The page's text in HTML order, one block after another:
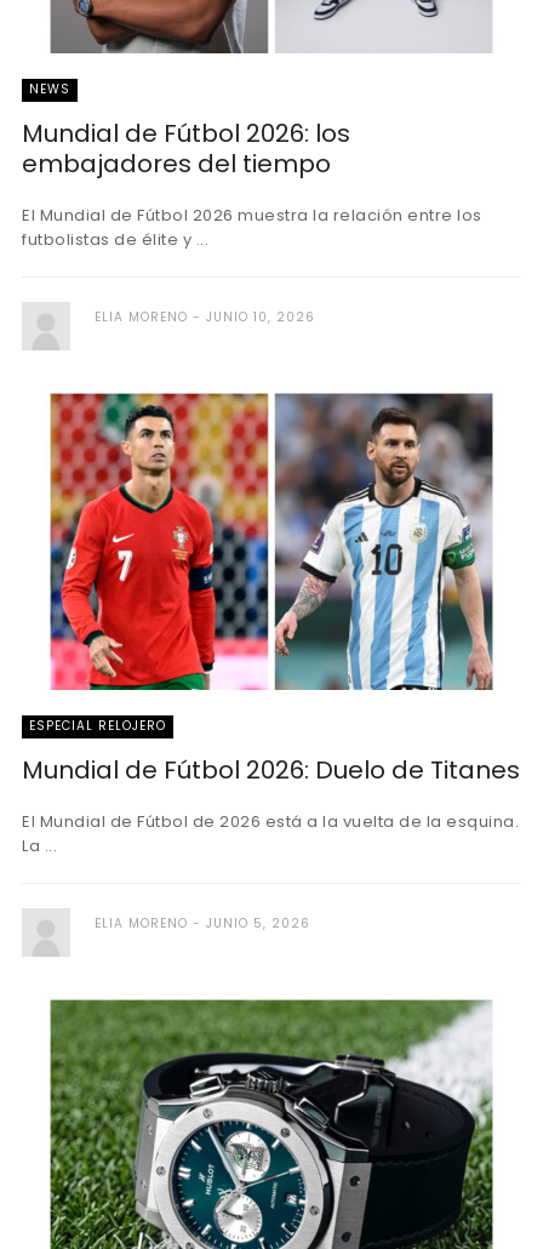
NEWS
Mundial de Fútbol 2026: los
embajadores del tiempo
El Mundial de Fútbol 2026 muestra la relación entre los
futbolistas de élite y ...
ELIA MORENO JUNIO 10, 2026
ESPECIAL RELOJERO
Mundial de Fútbol 2026: Duelo de Titanes
El Mundial de Fútbol de 2026 está a la vuelta de la esquina.
La ...
ELIA MORENO JUNIO 5, 2026